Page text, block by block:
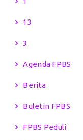
13
3
Agenda FPBS
Berita
Buletin FPBS
FPBS Peduli